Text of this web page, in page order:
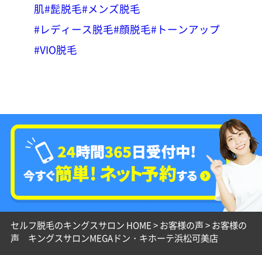
肌#髭脱毛#メンズ脱毛
#レディース脱毛#顔脱毛#トーンアップ
#VIO脱毛
セルフ脱毛のキングスサロン HOME>お客様の声>お客様の
声 キングスサロンMEGAドン・キホーテ浜松可美店